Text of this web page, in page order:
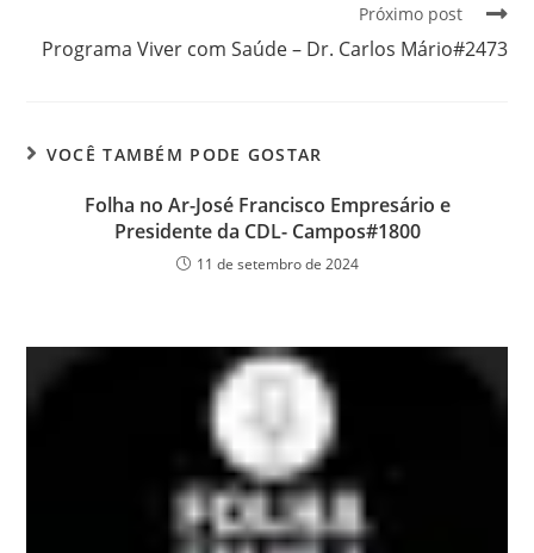
Próximo post
Programa Viver com Saúde – Dr. Carlos Mário#2473
VOCÊ TAMBÉM PODE GOSTAR
Folha no Ar-José Francisco Empresário e
Presidente da CDL- Campos#1800
11 de setembro de 2024